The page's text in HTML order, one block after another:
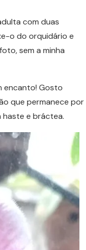
com duas
o do orquidário e
sem a minha
encanto! Gosto
que permanece por
haste e bráctea.